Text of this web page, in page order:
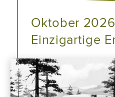
Oktober
Einzigartige